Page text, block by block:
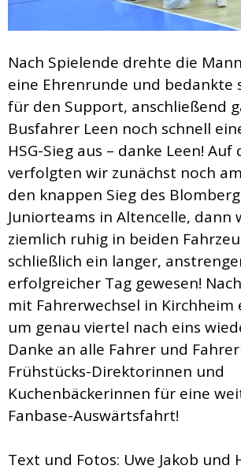
Nach Spielende drehte die
eine Ehrenrunde und bedankte
für den Support, anschließend
Busfahrer Leen noch schnell
HSG-Sieg aus – danke Leen!
verfolgten wir zunächst noch
den knappen Sieg des
Juniorteams in Altencelle, dann
ziemlich ruhig in beiden
schließlich ein langer,
erfolgreicher Tag gewesen!
mit Fahrerwechsel in
um genau viertel nach eins
Danke an alle Fahrer und
Frühstücks-Direktorinnen und
Kuchenbäckerinnen für eine
Fanbase-Auswärtsfahrt!
Text und Fotos: Uwe Jakob und